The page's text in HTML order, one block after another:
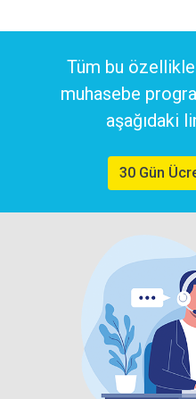
Tüm bu
muhasebe
aşağıdaki
30 Gün